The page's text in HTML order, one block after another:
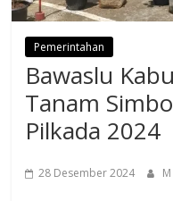
Pemerintahan
Bawaslu
Tanam
Pilkada 2024
28 Desember 2024